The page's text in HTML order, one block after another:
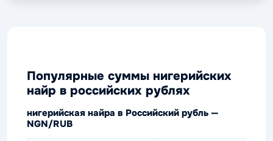
Популярные суммы нигерийских
найр в российских рублях
нигерийская найра в Российский рубль —
NGN/RUB